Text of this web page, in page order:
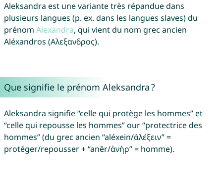
Aleksandra est une variante très répandue dans
plusieurs langues (p. ex. dans les langues slaves) du
prénom Alexandra, qui vient du nom grec ancien
Aléxandros (Αλεξανδρος).
Que signifie le prénom Aleksandra ?
Aleksandra signifie “celle qui protège les hommes” et
“celle qui repousse les hommes” our “protectrice des
hommes” (du grec ancien “aléxein/ἀλέξειν” =
protéger/repousser + “anēr/ἀνήρ” = homme).